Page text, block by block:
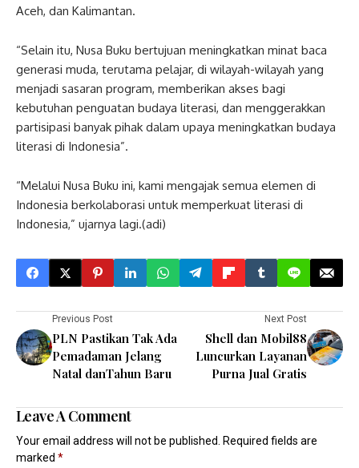
Aceh, dan Kalimantan.
“Selain itu, Nusa Buku bertujuan meningkatkan minat baca
generasi muda, terutama pelajar, di wilayah-wilayah yang
menjadi sasaran program, memberikan akses bagi
kebutuhan penguatan budaya literasi, dan menggerakkan
partisipasi banyak pihak dalam upaya meningkatkan budaya
literasi di Indonesia”.
“Melalui Nusa Buku ini, kami mengajak semua elemen di
Indonesia berkolaborasi untuk memperkuat literasi di
Indonesia,” ujarnya lagi.(adi)
Previous Post
PLN Pastikan Tak Ada
Pemadaman Jelang
Natal danTahun Baru
Next Post
Shell dan Mobil88
Luncurkan Layanan
Purna Jual Gratis
Leave A Comment
Your email address will not be published.
Required fields are
marked *